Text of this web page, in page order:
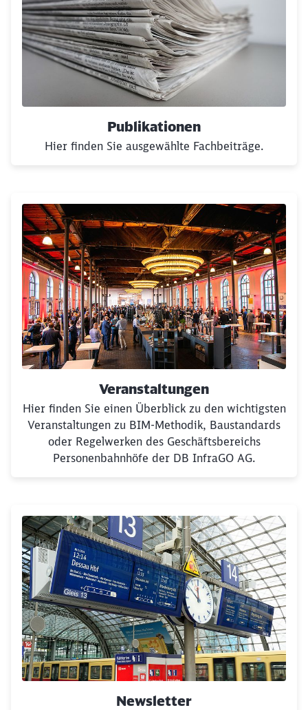
Publikationen
Hier finden Sie ausgewählte Fachbeiträge.
Veranstaltungen
Hier finden Sie einen Überblick zu den wichtigsten
Veranstaltungen zu BIM-Methodik, Baustandards
oder Regelwerken des Geschäftsbereichs
Personenbahnhöfe der DB InfraGO AG.
Newsletter